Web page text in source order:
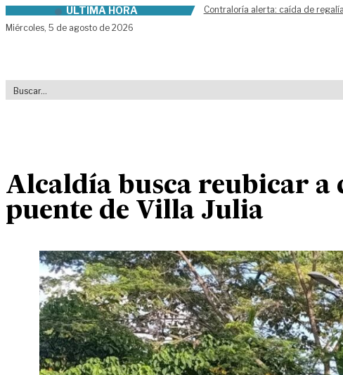
Skip to contentÚLTIMA HORA
Contraloría alerta: caída de
Miércoles, 5 de agosto de 2026
Alcaldía busca reubicar a
puente de Villa Julia